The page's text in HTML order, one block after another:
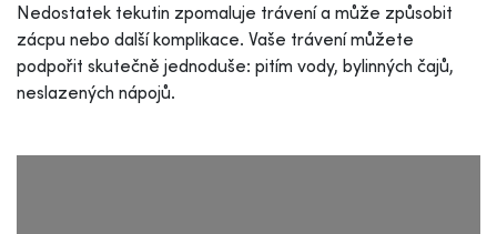
Nedostatek tekutin zpomaluje trávení a může způsobit
zácpu nebo další komplikace. Vaše trávení můžete
podpořit skutečně jednoduše: pitím vody, bylinných čajů,
neslazených nápojů.